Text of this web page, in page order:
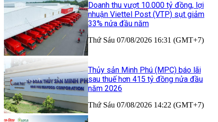
Doanh thu vượt 10.000 tỷ đồng, lợi
nhuận Viettel Post (VTP) sụt giảm
33% nửa đầu năm
Thứ Sáu 07/08/2026 16:31 (GMT+7)
Thủy sản Minh Phú (MPC) báo lãi
sau thuế hơn 415 tỷ đồng nửa đầu
năm 2026
Thứ Sáu 07/08/2026 14:22 (GMT+7)